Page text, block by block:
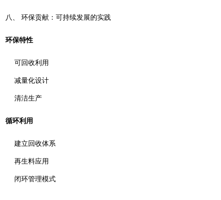
八、 环保贡献：可持续发展的实践
环保特性
可回收利用
减量化设计
清洁生产
循环利用
建立回收体系
再生料应用
闭环管理模式